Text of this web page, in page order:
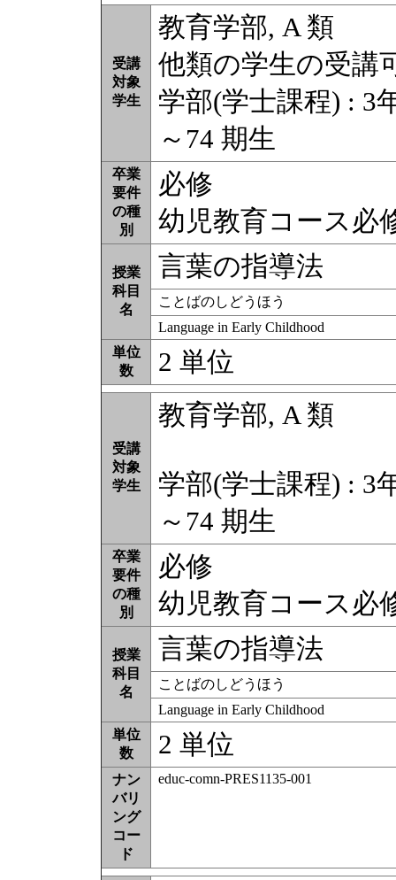
受講
対象
学生
教育学部, A 類
他類の学生の受講
学部(学士課程) : 3
～74 期生
卒業
要件
の種
別
必修
幼児教育コース必
授業
科目
名
言葉の指導法
ことばのしどうほう
Language in Early Childhood
単位
数
2 単位
受講
対象
学生
教育学部, A 類
学部(学士課程) : 3
～74 期生
卒業
要件
の種
別
必修
幼児教育コース必
授業
科目
名
言葉の指導法
ことばのしどうほう
Language in Early Childhood
単位
数
2 単位
ナン
バリ
ング
コー
ド
educ-comn-PRES1135-001